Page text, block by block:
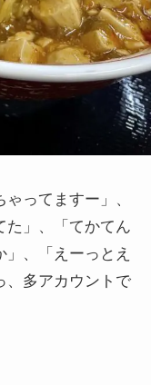
ってますー」、
た」、「てかてん
、「えーっとえ
、多アカウントで